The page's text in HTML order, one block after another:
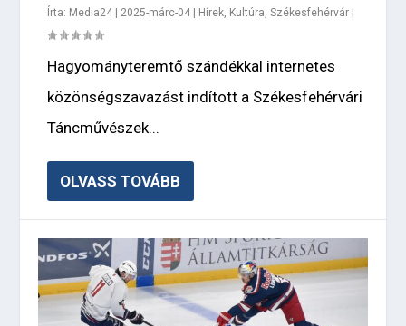
Írta: Media24 2025-márc-04 Hírek, Kultúra,Székesfehérvár
Hagyományteremtő szándékkal internetes
közönségszavazást indított a Székesfehérvári
Táncművészek...
OLVASS TOVÁBB